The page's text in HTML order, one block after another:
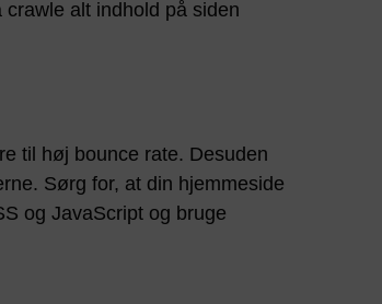
alt indhold på siden
til høj bounce rate. Desuden
Sørg for, at din hjemmeside
og JavaScript og bruge